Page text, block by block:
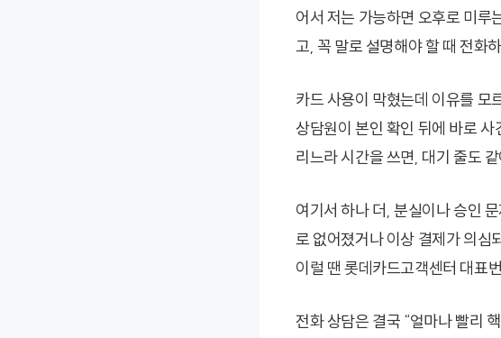
어서 저는 가능하면 오후로 미루
고, 꼭 말로 설명해야 할 때 전화
카드 사용이 막혔는데 이유를 모
상담원이 본인 확인 뒤에 바로
리느라 시간을 쓰면, 대기 줄도
여기서 하나 더, 분실이나 승인
로 없어졌거나 이상 결제가 의심
이럴 땐 롯데카드고객센터 대표
전화 상담은 결국 “얼마나 빨리